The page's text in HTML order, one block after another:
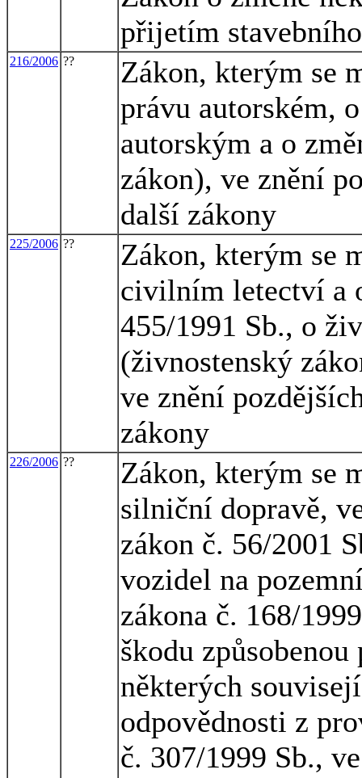
přijetím
216/2006 ??
Zákon, kterým se
právu autorském,
autorským a o
zákon), ve znění
další zákony
225/2006 ??
Zákon, kterým se
civilním letectví a
455/1991 Sb., o
(živnostenský
ve znění
zákony
226/2006 ??
Zákon, kterým se
silniční dopravě,
zákon č. 56/2001
vozidel na
zákona č. 168/
škodu
některých
odpovědnosti z
č. 307/1999 Sb.,